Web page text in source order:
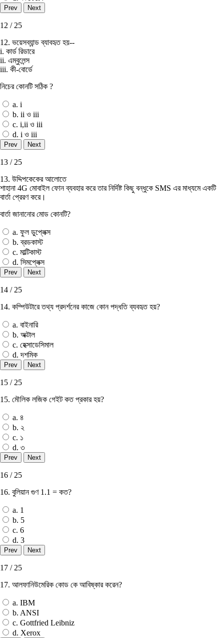
12 / 25
12. ভয়েসব্যান্ড ব্যাবহৃত হয়--
i. কার্ড রিডারে
ii. এম্বুলেন্স
iii. কী-বোর্ডে
নিচের কোনটি সঠিক ?
a. i
b. ii ও iii
c. i,ii ও iii
d. i ও iii
13 / 25
13. উদ্দিপকেকের আলোতে
শাহানা 4G মােবাইল ফোন ব্যবহার করে তার নির্দিষ্ট কিছু বন্ধুকে SMS এর মাধ্যমে একটি
বার্তা প্রেরণ করে।
বার্তা জানানাের মােড কোনটি?
a. ফুল ডুপ্লেক্স
b. ব্রডকাস্ট
c. মাল্টিকাস্ট
d. সিমপ্লেক্স
14 / 25
14. কম্পিউটারে তথ্য প্রদর্শনের কাজে কোন পদ্ধতি ব্যবহৃত হয়?
a. বাইনারি
b. অক্টাল
c. হেক্সাডেসিমাল
d. দশমিক
15 / 25
15. মৌলিক লজিক গেইট কত প্রকার হয়?
a. ৪
b. ২
c. ১
d. ৩
16 / 25
16. বুলিয়ান গুণ 1.1 = কত?
a. 1
b. 5
c. 6
d. 3
17 / 25
17. আলফানিউমেরিক কোড কে আবিষ্কার করেন?
a. IBM
b. ANSI
c. Gottfried Leibniz
d. Xerox